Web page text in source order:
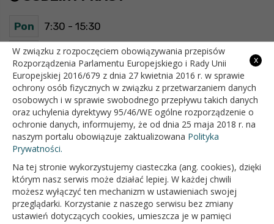
Pon 7:30 - 15:30
Wt 7:30 - 15:30
Śr 7:30 - 15:30
Czw 7:30 - 15:30
Pt 7:30 - 15:30
OFICJALNY SERWIS INTERNETOWY GMINY BIAŁOPOLE
x
W związku z rozpoczęciem obowiązywania przepisów
Rozporządzenia Parlamentu Europejskiego i Rady Unii
Europejskiej 2016/679 z dnia 27 kwietnia 2016 r. w sprawie
ochrony osób fizycznych w związku z przetwarzaniem danych
osobowych i w sprawie swobodnego przepływu takich danych
oraz uchylenia dyrektywy 95/46/WE ogólne rozporządzenie o
ochronie danych, informujemy, że od dnia 25 maja 2018 r. na
naszym portalu obowiązuje zaktualizowana Polityka
Prywatności.
Na tej stronie wykorzystujemy ciasteczka (ang. cookies), dzięki
którym nasz serwis może działać lepiej. W każdej chwili
możesz wyłączyć ten mechanizm w ustawieniach swojej
przeglądarki. Korzystanie z naszego serwisu bez zmiany
ustawień dotyczących cookies, umieszcza je w pamięci